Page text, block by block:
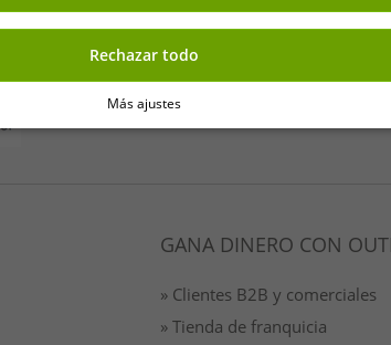
COMPRA EN FACTURA
100 días derecho de
Envío gratis a partir de 49 €
GANA DINERO CON
» Clientes B2B y comerciales
» Tienda de franquicia
Rechazar todo
Más ajustes